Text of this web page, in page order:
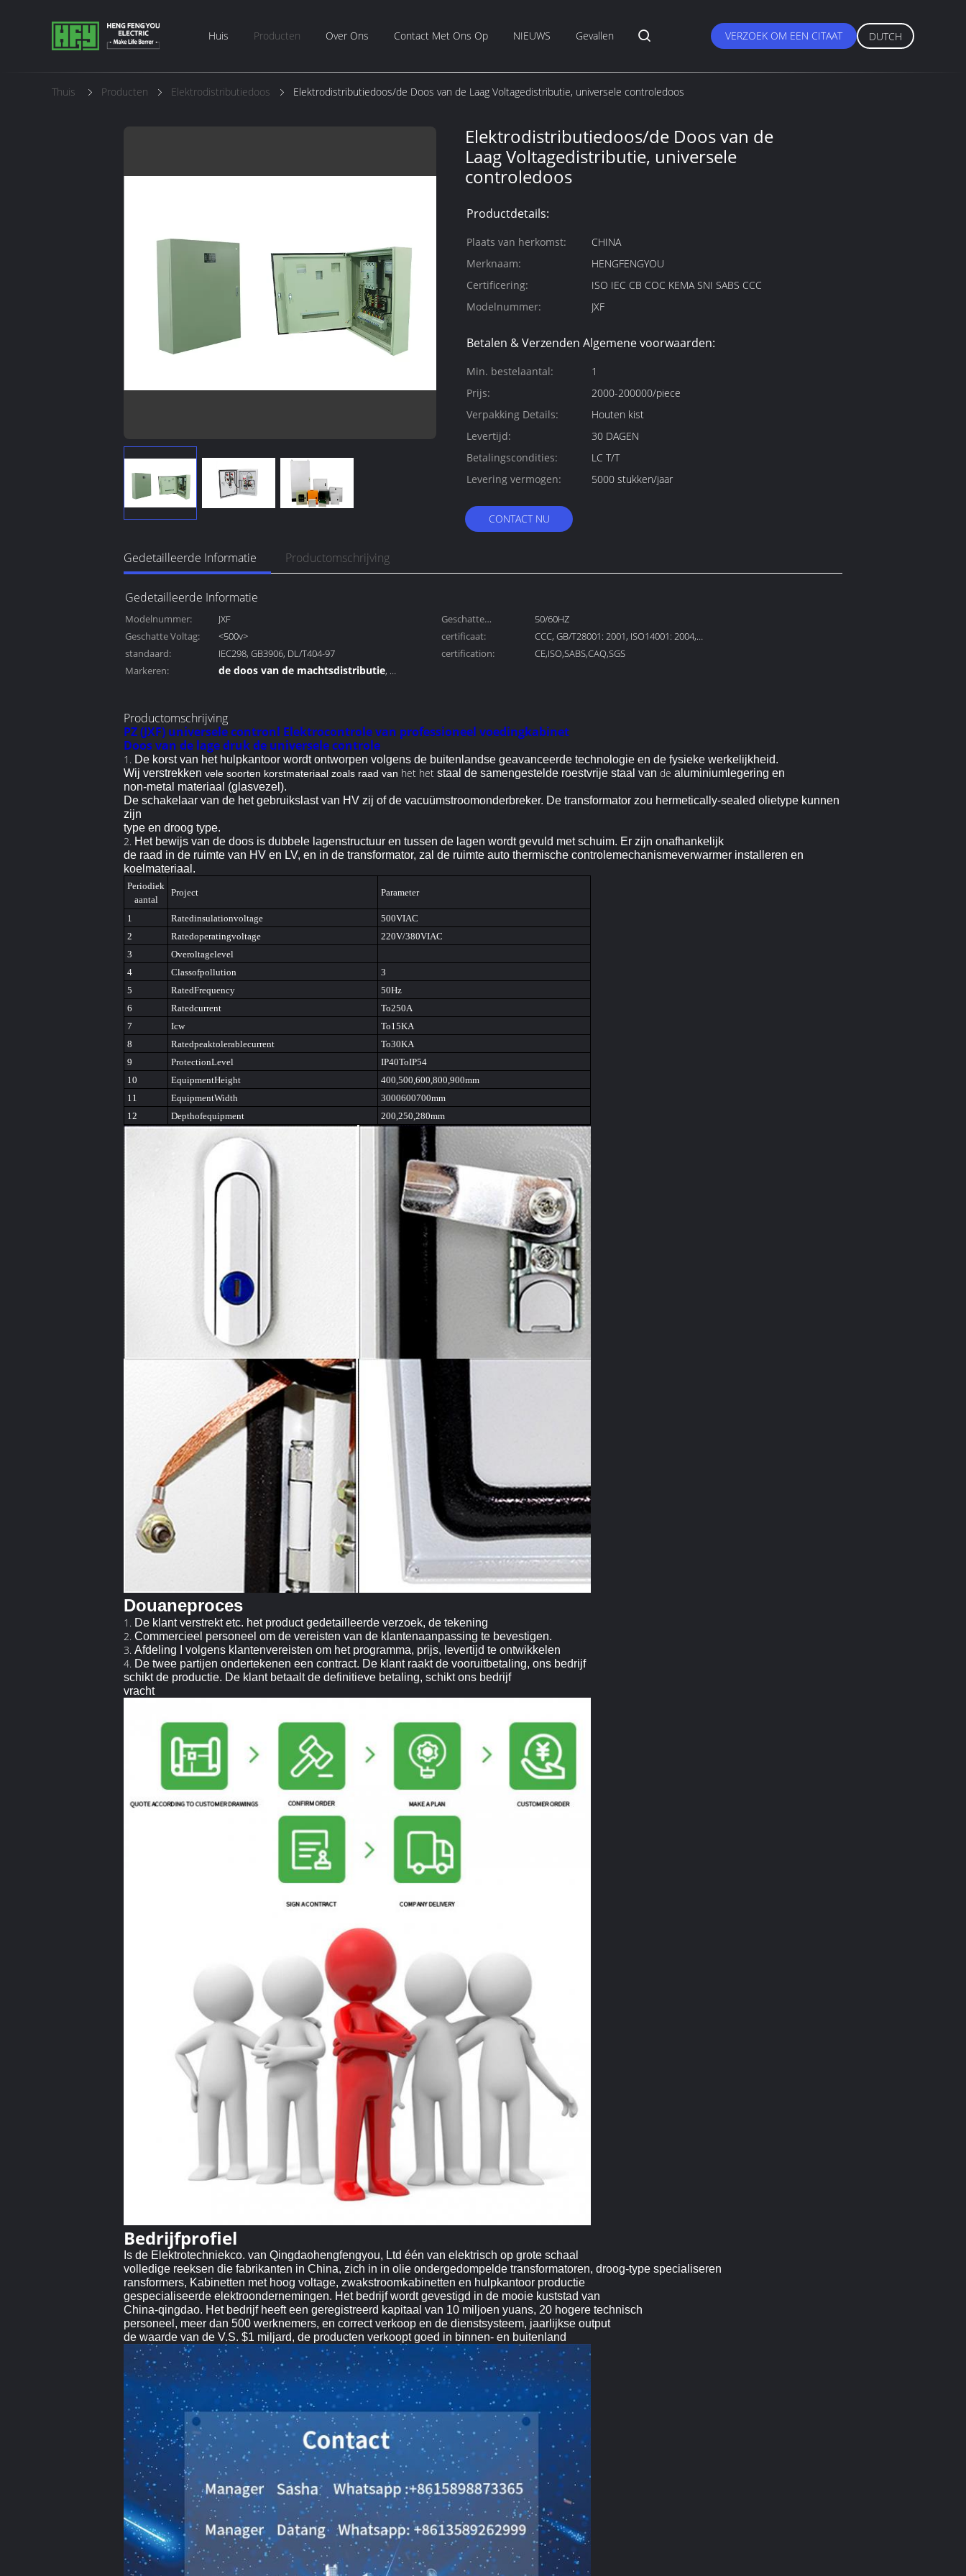
Huis Producten Over Ons Contact Met Ons Op NIEUWS Gevallen VERZOEK OM EEN CITAAT DUTCH
Thuis Producten Elektrodistributiedoos Elektrodistributiedoos/de Doos van de Laag Voltagedistributie, universele controledoos
Elektrodistributiedoos/de Doos van de
Laag Voltagedistributie, universele
controledoos
Productdetails:
Plaats van herkomst:
CHINA
Merknaam:
HENGFENGYOU
Certificering:
ISO IEC CB COC KEMA SNI SABS CCC
Modelnummer:
JXF
Betalen & Verzenden Algemene voorwaarden:
Min. bestelaantal:
1
Prijs:
2000-200000/piece
Verpakking Details:
Houten kist
Levertijd:
30 DAGEN
Betalingscondities:
LC T/T
Levering vermogen:
5000 stukken/jaar
CONTACT NU
Gedetailleerde Informatie Productomschrijving
Gedetailleerde Informatie
Modelnummer: JXF
Geschatte
frequentie:
50/60HZ
Geschatte Voltag:
<500v> certificaat:
CCC, GB/T28001: 2001, ISO14001: 2004,
ISO9001
standaard: IEC298, GB3906, DL/T404-97 certification:
CE,ISO,SABS,CAQ,SGS
Markeren:
de doos van de machtsdistributie,
Productomschrijving
PZ (JXF) universele contronl Elektrocontrole van professioneel voedingkabinet
Doos van de lage druk de universele controle
1. De korst van het hulpkantoor wordt ontworpen volgens de buitenlandse geavanceerde technologie en de fysieke werkelijkheid.
Wij verstrekken vele soorten korstmateriaal zoals raad van het het staal de samengestelde roestvrije staal van de aluminiumlegering en
non-metal materiaal (glasvezel).
De schakelaar van de het gebruikslast van HV zij of de vacuümstroomonderbreker. De transformator zou hermetically-sealed olietype kunnen
zijn
type en droog type.
2. Het bewijs van de doos is dubbele lagenstructuur en tussen de lagen wordt gevuld met schuim. Er zijn onafhankelijk
de raad in de ruimte van HV en LV, en in de transformator, zal de ruimte auto thermische controlemechanismeverwarmer installeren en
koelmateriaal.
Periodiek
aantal
Project Parameter
1 Ratedinsulationvoltage
500VIAC
2
Ratedoperatingvoltage
220V/380VIAC
3
Overoltagelevel
4
Classofpollution
3
5
RatedFrequency
50Hz
6
Ratedcurrent
To250A
7
Icw
To15KA
8
Ratedpeaktolerablecurrent
To30KA
9
ProtectionLevel
IP40ToIP54
10
EquipmentHeight
400,500,600,800,900mm
11
EquipmentWidth
3000600700mm
12
Depthofequipment 200,250,280mm
Douaneproces
1. De klant verstrekt etc. het product gedetailleerde verzoek, de tekening
2. Commercieel personeel om de vereisten van de klantenaanpassing te bevestigen.
3. Afdeling I volgens klantenvereisten om het programma, prijs, levertijd te ontwikkelen
4. De twee partijen ondertekenen een contract. De klant raakt de vooruitbetaling, ons bedrijf
schikt de productie. De klant betaalt de definitieve betaling, schikt ons bedrijf
vracht
Bedrijfprofiel
Is de Elektrotechniekco. van Qingdaohengfengyou, Ltd één van elektrisch op grote schaal
volledige reeksen die fabrikanten in China, zich in in olie ondergedompelde transformatoren, droog-type specialiseren
ransformers, Kabinetten met hoog voltage, zwakstroomkabinetten en hulpkantoor productie
gespecialiseerde elektroondernemingen. Het bedrijf wordt gevestigd in de mooie kuststad van
China-qingdao. Het bedrijf heeft een geregistreerd kapitaal van 10 miljoen yuans, 20 hogere technisch
personeel, meer dan 500 werknemers, en correct verkoop en de dienstsysteem, jaarlijkse output
de waarde van de V.S. $1 miljard, de producten verkoopt goed in binnen- en buitenland